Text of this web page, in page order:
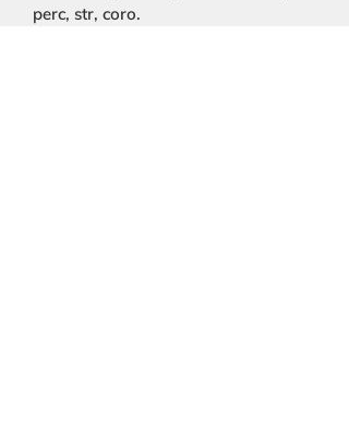
perc, str, coro.